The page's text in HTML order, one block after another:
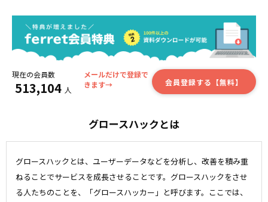
現在の会員数
513,104 人
メールだけで登録で
きます→
会員登録する【無料】
グロースハックとは
グロースハックとは、ユーザーデータなどを分析し、改善を積み重
ねることでサービスを成長させることです。グロースハックをさせ
る人たちのことを、「グロースハッカー」と呼びます。ここでは、